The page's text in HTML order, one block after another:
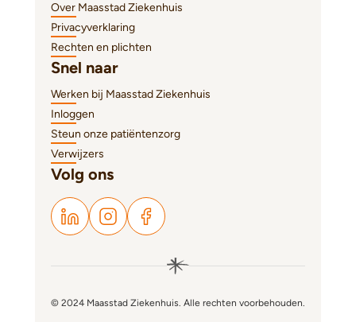
Over Maasstad Ziekenhuis
Privacyverklaring
Rechten en plichten
Snel naar
Werken bij Maasstad Ziekenhuis
Inloggen
Steun onze patiëntenzorg
Verwijzers
Volg ons
© 2024 Maasstad Ziekenhuis. Alle rechten voorbehouden.